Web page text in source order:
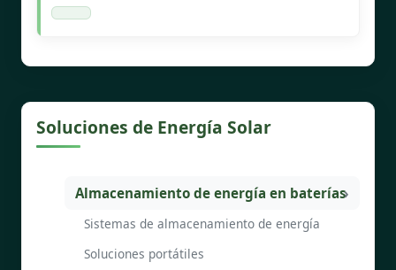
Soluciones de Energía Solar
Almacenamiento de energía en baterías
Sistemas de almacenamiento de energía
Soluciones portátiles